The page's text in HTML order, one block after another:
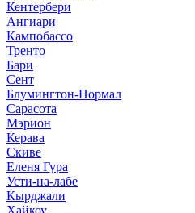
Кентербери
Ангиари
Кампобассо
Тренто
Бари
Сент
Блумингтон-Нормал
Сарасота
Мэрион
Керава
Скиве
Еленя Гура
Усти-на-лабе
Кырджали
Хайкоу